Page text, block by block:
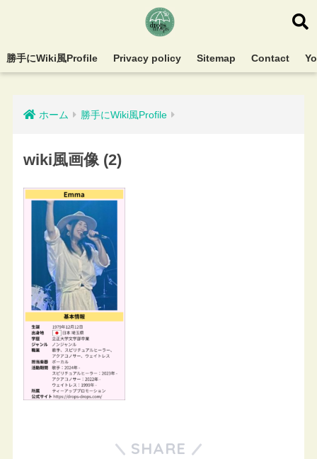
勝手にWiki風Profile Privacy policy Sitemap Contact
ホーム 勝手にWiki風Profile
wiki風画像 (2)
SHARE